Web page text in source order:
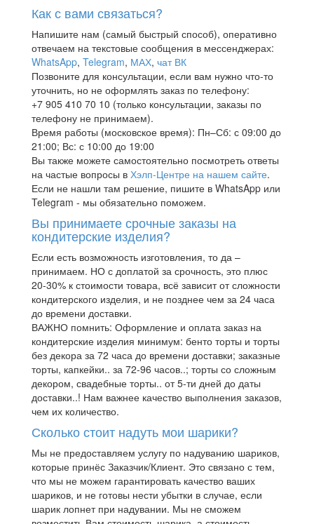
Как с вами связаться?
Напишите нам (самый быстрый способ), оперативно
отвечаем на текстовые сообщения в мессенджерах:
WhatsApp, Telegram, МАХ, чат ВК
Позвоните для консультации, если вам нужно что-то
уточнить, но не оформлять заказ по телефону:
+7 905 410 70 10 (только консультации, заказы по
телефону не принимаем).
Время работы (московское время): Пн–Сб: с 09:00 до
21:00; Вс: с 10:00 до 19:00
Вы также можете самостоятельно посмотреть ответы
на частые вопросы в Хэлп-Центре на нашем сайте.
Если не нашли там решение, пишите в WhatsApp или
Telegram - мы обязательно поможем.
Вы принимаете срочные заказы на
кондитерские изделия?
Если есть возможность изготовления, то да –
принимаем. НО с доплатой за срочность, это плюс
20-30% к стоимости товара, всё зависит от сложности
кондитерского изделия, и не позднее чем за 24 часа
до времени доставки.
ВАЖНО помнить: Оформление и оплата заказ на
кондитерские изделия минимум: бенто торты и торты
без декора за 72 часа до времени доставки; заказные
торты, капкейки.. за 72-96 часов..; торты со сложным
декором, свадебные торты.. от 5-ти дней до даты
доставки..! Нам важнее качество выполнения заказов,
чем их количество.
Сколько стоит надуть мои шарики?
Мы не предоставляем услугу по надуванию шариков,
которые принёс Заказчик/Клиент. Это связано с тем,
что мы не можем гарантировать качество ваших
шариков, и не готовы нести убытки в случае, если
шарик лопнет при надувании. Мы не сможем